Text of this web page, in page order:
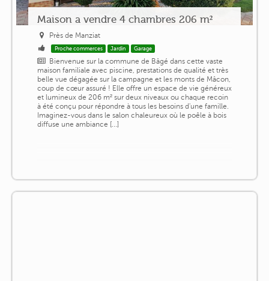
Maison a vendre 4 chambres 206 m²
Près de Manziat
Proche commerces Jardin Garage
Bienvenue sur la commune de Bâgé dans cette vaste
maison familiale avec piscine, prestations de qualité et très
belle vue dégagée sur la campagne et les monts de Mâcon,
coup de cœur assuré ! Elle offre un espace de vie généreux
et lumineux de 206 m² sur deux niveaux ou chaque recoin
à été conçu pour répondre à tous les besoins d'une famille.
Imaginez-vous dans le salon chaleureux où le poêle à bois
diffuse une ambiance [...]